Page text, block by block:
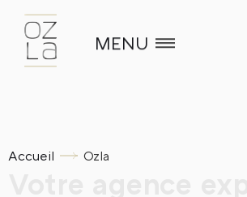
MENU
Accueil Ozla